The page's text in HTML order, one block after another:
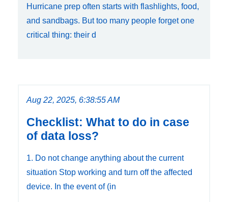
Hurricane prep often starts with flashlights, food,
and sandbags. But too many people forget one
critical thing: their d
Aug 22, 2025, 6:38:55 AM
Checklist: What to do in case
of data loss?
1. Do not change anything about the current
situation Stop working and turn off the affected
device. In the event of (in